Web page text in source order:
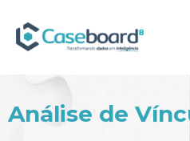
Análise de